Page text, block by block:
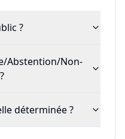
?
Abstention/Non-
déterminée ?